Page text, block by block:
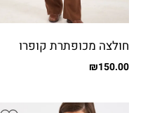
חולצה מכופתרת קופרו
₪150.00